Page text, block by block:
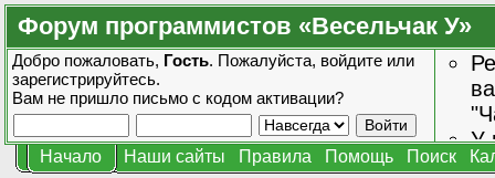
Форум программистов «Весельчак У»
Добро пожаловать, Гость. Пожалуйста, войдите или
зарегистрируйтесь.
Вам не пришло письмо с кодом активации?
У
Начало Наши сайты Правила Помощь Поиск